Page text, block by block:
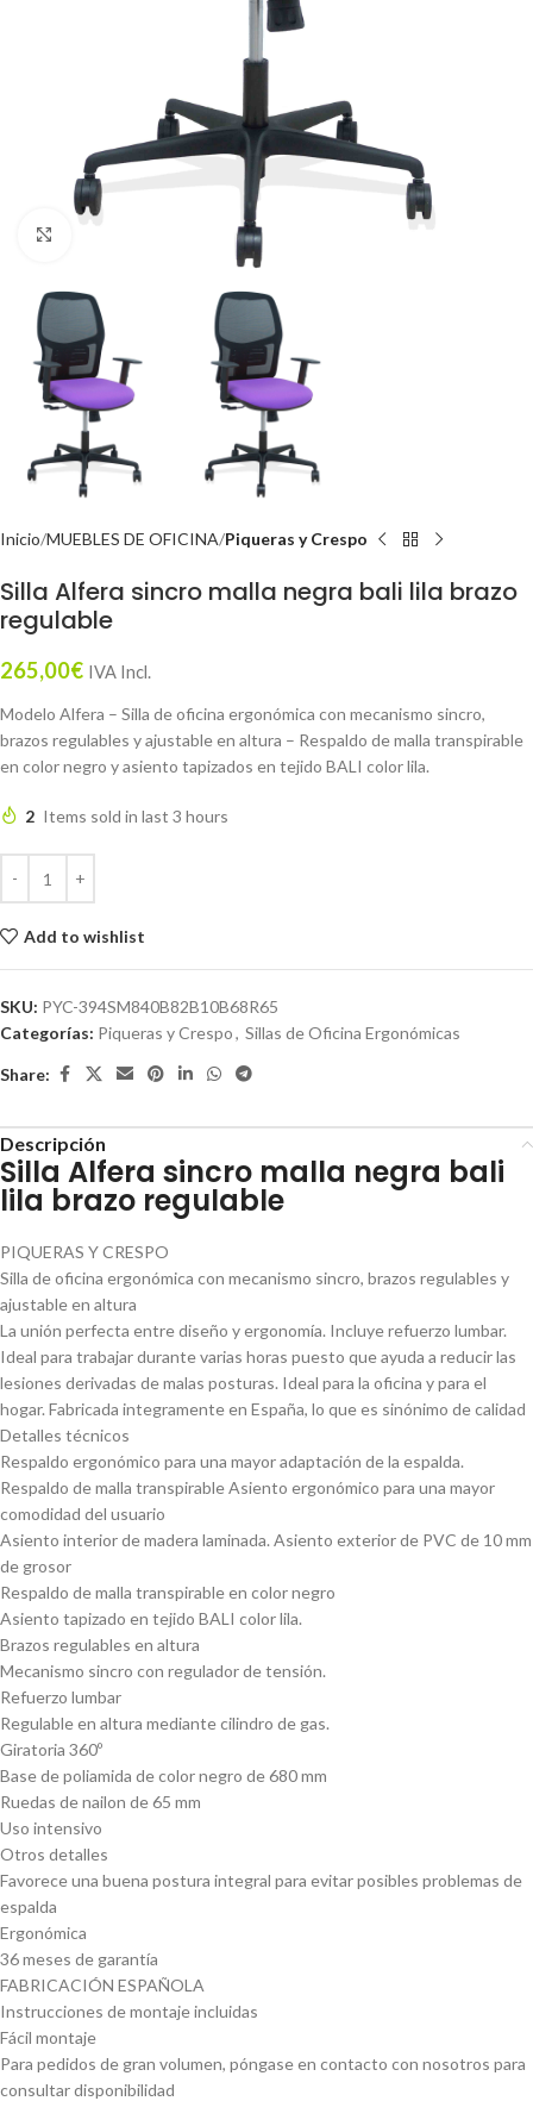
Inicio MUEBLES DE OFICINA Piqueras y Crespo
Silla Alfera sincro malla negra bali lila brazo
regulable
265,00€ IVA Incl.
Modelo Alfera – Silla de oficina ergonómica con mecanismo sincro,
brazos regulables y ajustable en altura – Respaldo de malla transpirable
en color negro y asiento tapizados en tejido BALI color lila.
2 Items sold in last 3 hours
Add to wishlist
SKU: PYC-394SM840B82B10B68R65
Categorías: Piqueras y Crespo, Sillas de Oficina Ergonómicas
Share:
Descripción
Silla Alfera sincro malla negra bali
lila brazo regulable
PIQUERAS Y CRESPO
Silla de oficina ergonómica con mecanismo sincro, brazos regulables y
ajustable en altura
La unión perfecta entre diseño y ergonomía. Incluye refuerzo lumbar.
Ideal para trabajar durante varias horas puesto que ayuda a reducir las
lesiones derivadas de malas posturas. Ideal para la oficina y para el
hogar. Fabricada integramente en España, lo que es sinónimo de calidad
Detalles técnicos
Respaldo ergonómico para una mayor adaptación de la espalda.
Respaldo de malla transpirable Asiento ergonómico para una mayor
comodidad del usuario
Asiento interior de madera laminada. Asiento exterior de PVC de 10 mm
de grosor
Respaldo de malla transpirable en color negro
Asiento tapizado en tejido BALI color lila.
Brazos regulables en altura
Mecanismo sincro con regulador de tensión.
Refuerzo lumbar
Regulable en altura mediante cilindro de gas.
Giratoria 360º
Base de poliamida de color negro de 680 mm
Ruedas de nailon de 65 mm
Uso intensivo
Otros detalles
Favorece una buena postura integral para evitar posibles problemas de
espalda
Ergonómica
36 meses de garantía
FABRICACIÓN ESPAÑOLA
Instrucciones de montaje incluidas
Fácil montaje
Para pedidos de gran volumen, póngase en contacto con nosotros para
consultar disponibilidad